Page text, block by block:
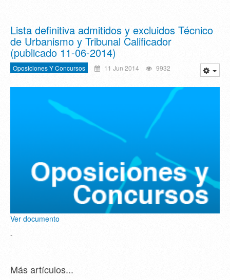
Lista definitiva admitidos y excluidos Técnico
de Urbanismo y Tribunal Calificador
(publicado 11-06-2014)
Oposiciones Y Concursos 11 Jun 2014 9932
Ver documento
-
Más artículos...